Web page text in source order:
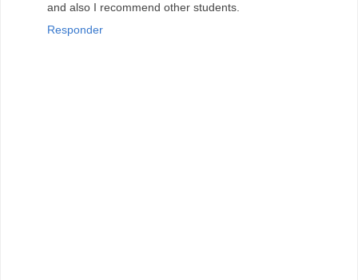
and also I recommend other students.
Responder